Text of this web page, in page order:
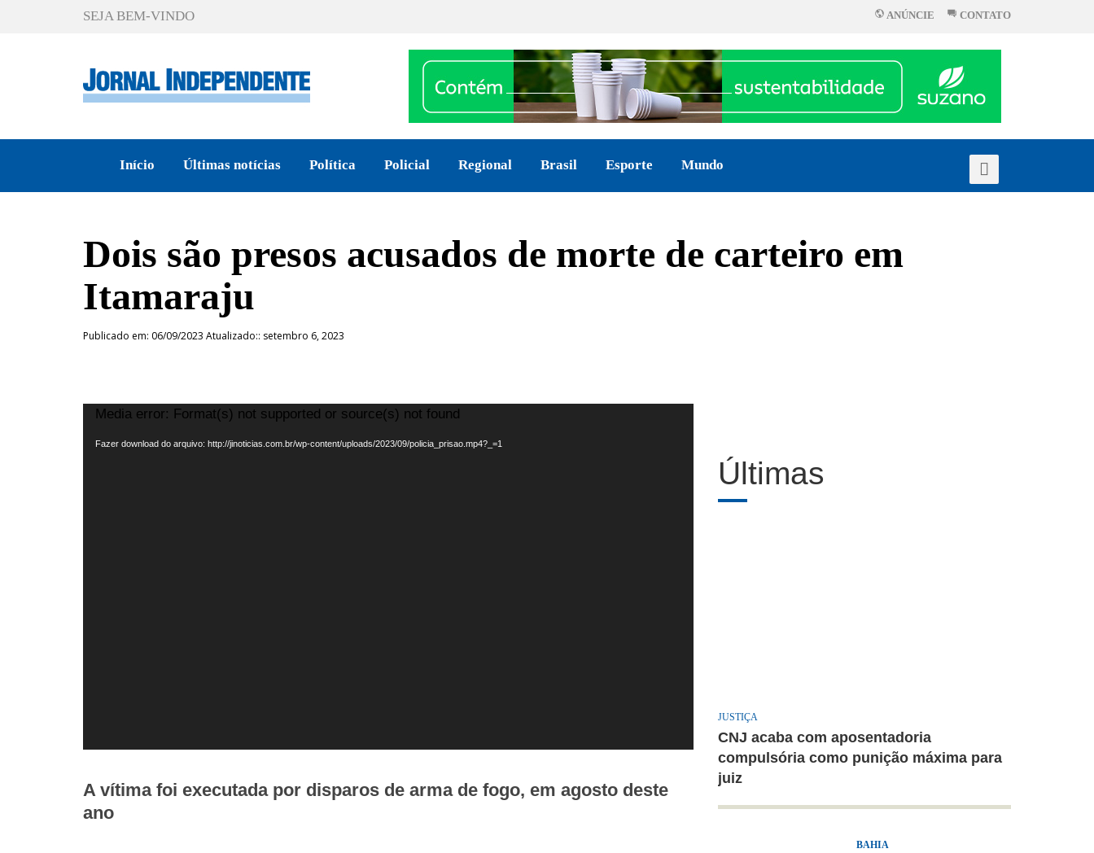
SEJA BEM-VINDO ANÚNCIE CONTATO
Início Últimas notícias Política Policial Regional Brasil Esporte Mundo
Dois são presos acusados de morte de carteiro em
Itamaraju
Publicado em: 06/09/2023 Atualizado:: setembro 6, 2023
Tocador
Media error: Format(s) not supported or source(s) not found
Fazer download do arquivo: http://jinoticias.com.br/wp-content/uploads/2023/09/policia_prisao.mp4?_=1
A vítima foi executada por disparos de arma de fogo, em agosto deste
ano
Últimas
JUSTIÇA
CNJ acaba com aposentadoria
compulsória como punição máxima para
juiz
BAHIA